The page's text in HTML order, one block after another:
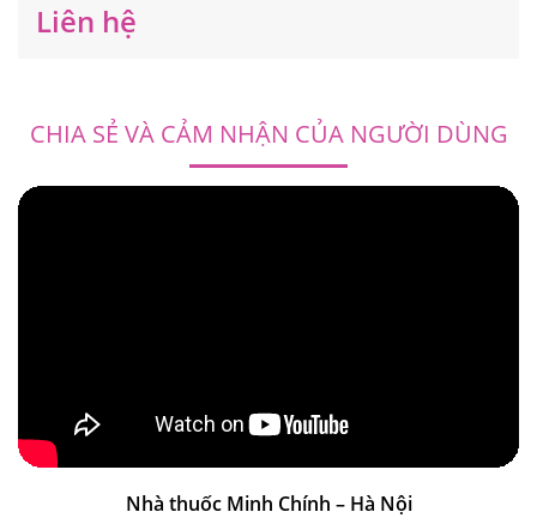
Liên hệ
CHIA SẺ VÀ CẢM NHẬN CỦA NGƯỜI DÙNG
Nhà thuốc Minh Chính – Hà Nội